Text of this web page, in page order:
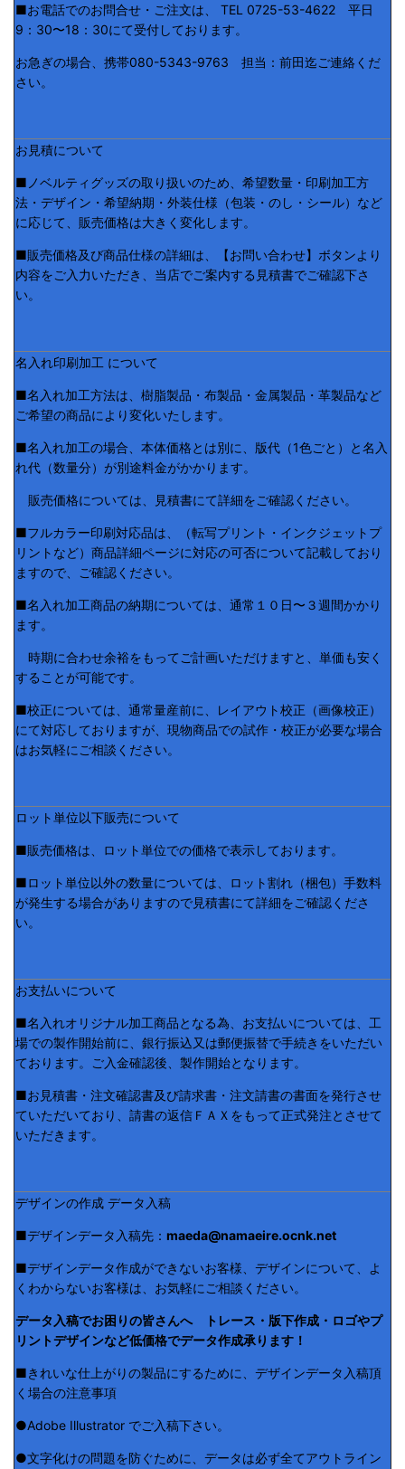
■お電話でのお問合せ・ご注文は、 TEL 0725-53-4622 平日
9：30〜18：30にて受付しております。
お急ぎの場合、携帯080-5343-9763 担当：前田迄ご連絡くだ
さい。
お見積について
■ノベルティグッズの取り扱いのため、希望数量・印刷加工方
法・デザイン・希望納期・外装仕様（包装・のし・シール）など
に応じて、販売価格は大きく変化します。
■販売価格及び商品仕様の詳細は、【お問い合わせ】ボタンより
内容をご入力いただき、当店でご案内する見積書でご確認下さ
い。
名入れ印刷加工 について
■名入れ加工方法は、樹脂製品・布製品・金属製品・革製品など
ご希望の商品により変化いたします。
■名入れ加工の場合、本体価格とは別に、版代（1色ごと）と名入
れ代（数量分）が別途料金がかかります。
販売価格については、見積書にて詳細をご確認ください。
■フルカラー印刷対応品は、（転写プリント・インクジェットプ
リントなど）商品詳細ページに対応の可否について記載しており
ますので、ご確認ください。
■名入れ加工商品の納期については、通常１０日〜３週間かかり
ます。
時期に合わせ余裕をもってご計画いただけますと、単価も安く
することが可能です。
■校正については、通常量産前に、レイアウト校正（画像校正）
にて対応しておりますが、現物商品での試作・校正が必要な場合
はお気軽にご相談ください。
ロット単位以下販売について
■販売価格は、ロット単位での価格で表示しております。
■ロット単位以外の数量については、ロット割れ（梱包）手数料
が発生する場合がありますので見積書にて詳細をご確認くださ
い。
お支払いについて
■名入れオリジナル加工商品となる為、お支払いについては、工
場での製作開始前に、銀行振込又は郵便振替で手続きをいただい
ております。ご入金確認後、製作開始となります。
■お見積書・注文確認書及び請求書・注文請書の書面を発行させ
ていただいており、請書の返信ＦＡＸをもって正式発注とさせて
いただきます。
デザインの作成 データ入稿
■デザインデータ入稿先： maeda@namaeire.ocnk.net
■デザインデータ作成ができないお客様、デザインについて、よ
くわからないお客様は、お気軽にご相談ください。
データ入稿でお困りの皆さんへ トレース・版下作成・ロゴやプ
リントデザインなど低価格でデータ作成承ります！
■きれいな仕上がりの製品にするために、デザインデータ入稿頂
く場合の注意事項
●Adobe Illustrator でご入稿下さい。
●文字化けの問題を防ぐために、データは必ず全てアウトライン